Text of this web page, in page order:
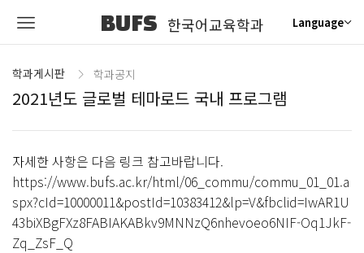
BUFS 한국어교육학과 Language
학과게시판 학과공지
2021년도 글로벌 테마로드 국내 프로그램
자세한 사항은 다음 링크 참고바랍니다.
https://www.bufs.ac.kr/html/06_commu/commu_01_01.a
spx?cId=10000011&postId=10383412&lp=V&fbclid=IwAR1U
43biXBgFXz8FABIAKABkv9MNNzQ6nhevoeo6NIF-Oq1JkF-
Zq_ZsF_Q